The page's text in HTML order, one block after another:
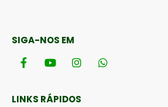
SIGA-NOS EM
LINKS RÁPIDOS